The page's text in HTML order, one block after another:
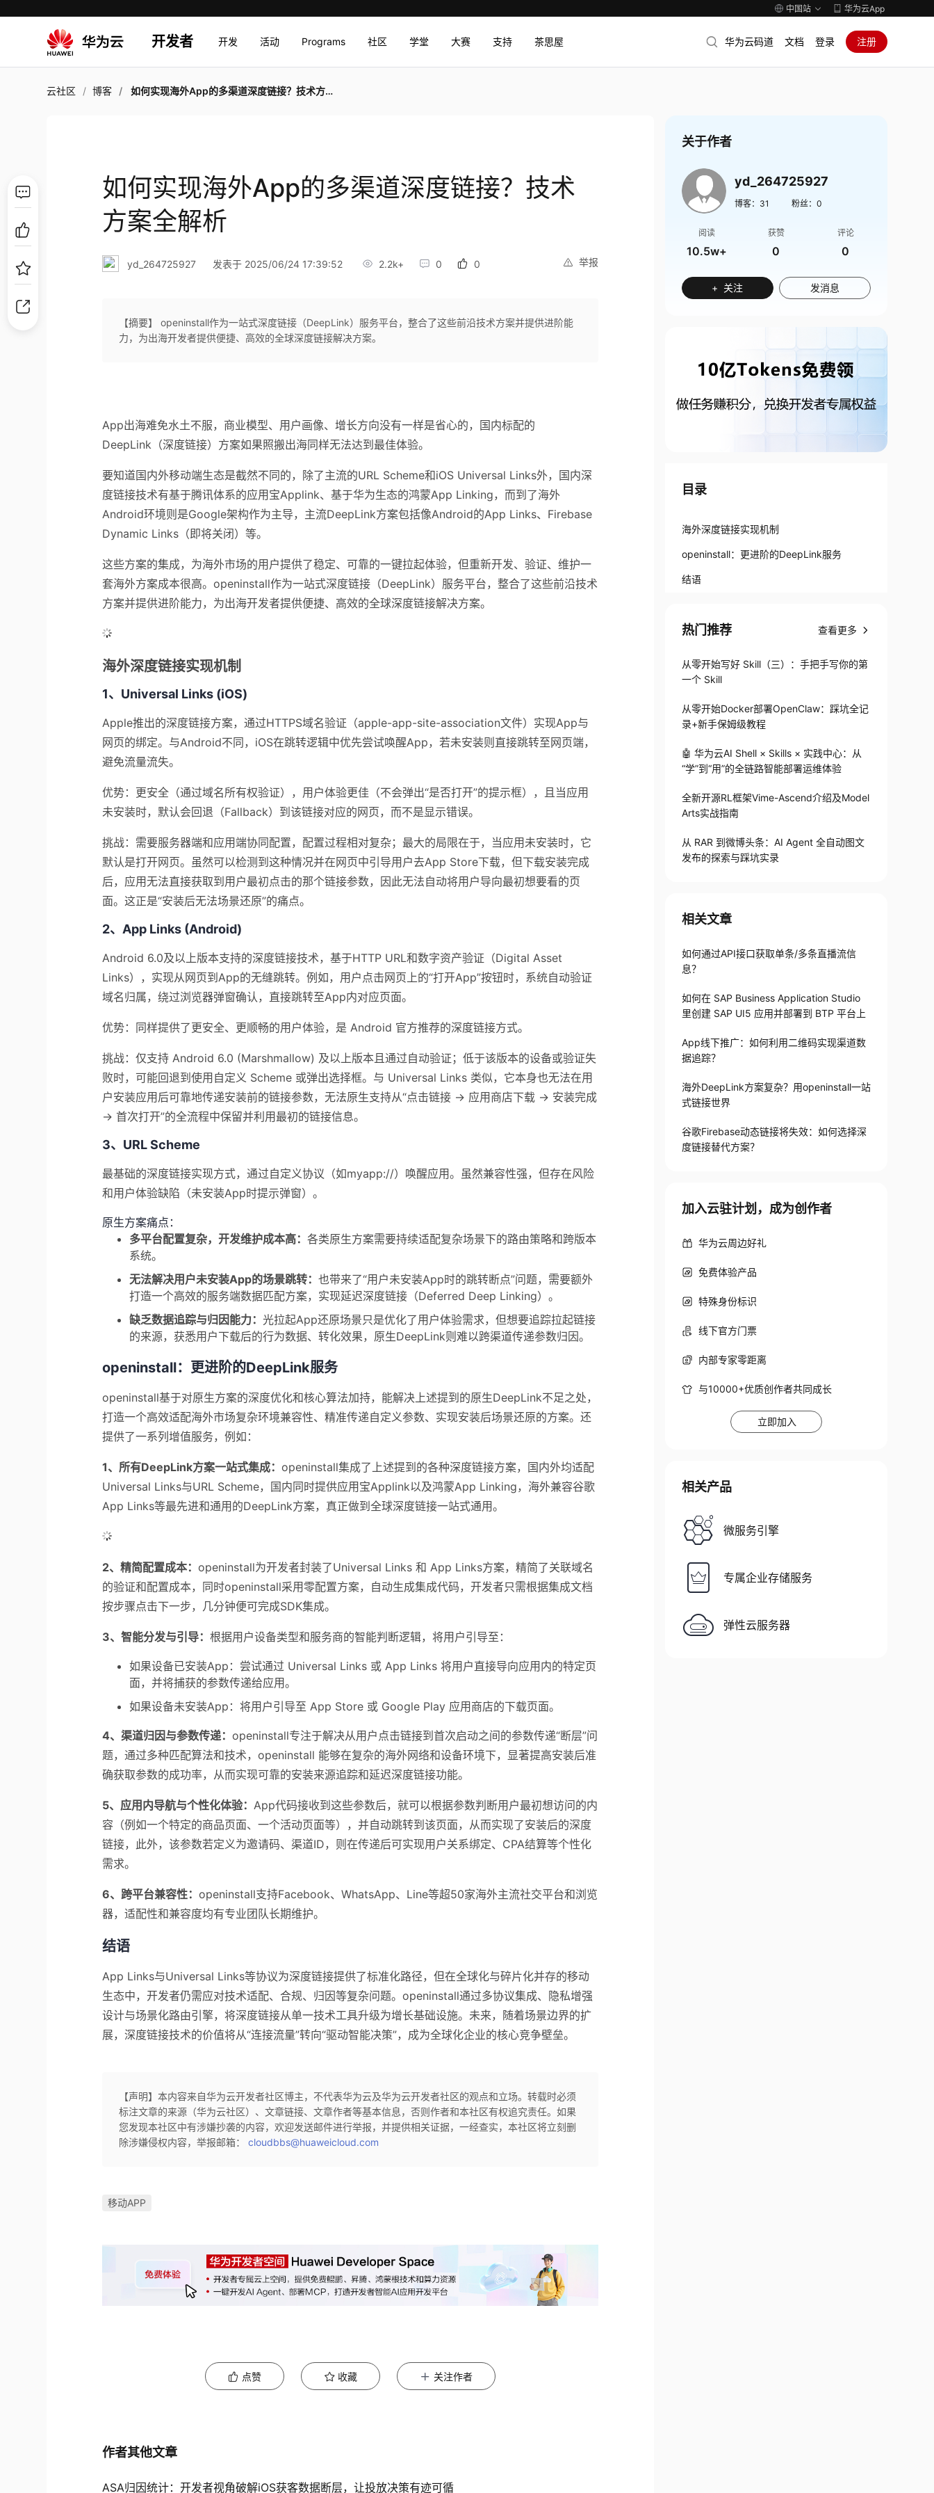
中国站 华为云App
开发者 开发 活动 Programs 社区 学堂 大赛 支持 茶思屋 华为云码道 文档 登录 注册
云社区 博客 如何实现海外App的多渠道深度链接？技术方案全解析
如何实现海外App的多渠道深度链接？技术
方案全解析
举报
yd_264725927 发表于 2025/06/24 17:39:52 2.2k+ 0 0
【摘要】 openinstall作为一站式深度链接（DeepLink）服务平台，整合了这些前沿技术方案并提供进阶能
力，为出海开发者提供便捷、高效的全球深度链接解决方案。
App出海难免水土不服，商业模型、用户画像、增长方向没有一样是省心的，国内标配的
DeepLink （深度链接）方案如果照搬出海同样无法达到最佳体验。
要知道国内外移动端生态是截然不同的，除了主流的URL Scheme和iOS Universal Links外，国内深
度链接技术有基于腾讯体系的应用宝Applink、基于华为生态的鸿蒙App Linking，而到了海外
Android环境则是Google架构作为主导，主流DeepLink方案包括像Android的App Links、Firebase
Dynamic Links（即将关闭）等。
这些方案的集成，为海外市场的用户提供了稳定、可靠的一键拉起体验，但重新开发、验证、维护一
套海外方案成本很高。openinstall作为一站式深度链接（DeepLink）服务平台，整合了这些前沿技术
方案并提供进阶能力，为出海开发者提供便捷、高效的全球深度链接解决方案。
海外深度链接实现机制
1、Universal Links (iOS)
Apple推出的深度链接方案，通过HTTPS域名验证（apple-app-site-association文件）实现App与
网页的绑定。与Android不同，iOS在跳转逻辑中优先尝试唤醒App，若未安装则直接跳转至网页端，
避免流量流失。
优势：更安全（通过域名所有权验证），用户体验更佳（不会弹出“是否打开”的提示框），且当应用
未安装时，默认会回退（Fallback）到该链接对应的网页，而不是显示错误。
挑战：需要服务器端和应用端协同配置，配置过程相对复杂；最大的局限在于，当应用未安装时，它
默认是打开网页。虽然可以检测到这种情况并在网页中引导用户去App Store下载，但下载安装完成
后，应用无法直接获取到用户最初点击的那个链接参数，因此无法自动将用户导向最初想要看的页
面。这正是“安装后无法场景还原”的痛点。
2、App Links (Android)
Android 6.0及以上版本支持的深度链接技术，基于HTTP URL和数字资产验证（Digital Asset
Links），实现从网页到App的无缝跳转。例如，用户点击网页上的“打开App”按钮时，系统自动验证
域名归属，绕过浏览器弹窗确认，直接跳转至App内对应页面。
优势：同样提供了更安全、更顺畅的用户体验，是 Android 官方推荐的深度链接方式。
挑战：仅支持 Android 6.0 (Marshmallow) 及以上版本且通过自动验证；低于该版本的设备或验证失
败时，可能回退到使用自定义 Scheme 或弹出选择框。与 Universal Links 类似，它本身也无法在用
户安装应用后可靠地传递安装前的链接参数，无法原生支持从“点击链接 -> 应用商店下载 -> 安装完成
-> 首次打开”的全流程中保留并利用最初的链接信息。
3、URL Scheme
最基础的深度链接实现方式，通过自定义协议（如myapp://）唤醒应用。虽然兼容性强，但存在风险
和用户体验缺陷（未安装App时提示弹窗）。
原生方案痛点：
多平台配置复杂，开发维护成本高：各类原生方案需要持续适配复杂场景下的路由策略和跨版本
系统。
无法解决用户未安装App的场景跳转：也带来了“用户未安装App时的跳转断点”问题，需要额外
打造一个高效的服务端数据匹配方案，实现延迟深度链接（Deferred Deep Linking）。
缺乏数据追踪与归因能力： 光拉起App还原场景只是优化了用户体验需求，但想要追踪拉起链接
的来源，获悉用户下载后的行为数据、转化效果，原生DeepLink则难以跨渠道传递参数归因。
openinstall：更进阶的DeepLink服务
openinstall基于对原生方案的深度优化和核心算法加持，能解决上述提到的原生DeepLink不足之处，
打造一个高效适配海外市场复杂环境兼容性、精准传递自定义参数、实现安装后场景还原的方案。还
提供了一系列增值服务，例如：
1、所有DeepLink方案一站式集成：openinstall集成了上述提到的各种深度链接方案，国内外均适配
Universal Links与URL Scheme，国内同时提供应用宝Applink以及鸿蒙App Linking，海外兼容谷歌
App Links等最先进和通用的DeepLink方案，真正做到全球深度链接一站式通用。
2、精简配置成本：openinstall为开发者封装了Universal Links 和 App Links方案，精简了关联域名
的验证和配置成本，同时openinstall采用零配置方案，自动生成集成代码，开发者只需根据集成文档
按步骤点击下一步，几分钟便可完成SDK集成。
3、智能分发与引导：根据用户设备类型和服务商的智能判断逻辑，将用户引导至：
如果设备已安装App：尝试通过 Universal Links 或 App Links 将用户直接导向应用内的特定页
面，并将捕获的参数传递给应用。
如果设备未安装App：将用户引导至 App Store 或 Google Play 应用商店的下载页面。
4、渠道归因与参数传递：openinstall专注于解决从用户点击链接到首次启动之间的参数传递“断层”问
题，通过多种匹配算法和技术，openinstall 能够在复杂的海外网络和设备环境下，显著提高安装后准
确获取参数的成功率，从而实现可靠的安装来源追踪和延迟深度链接功能。
5、 应用内导航与个性化体验：App代码接收到这些参数后，就可以根据参数判断用户最初想访问的内
容（例如一个特定的商品页面、一个活动页面等），并自动跳转到该页面，从而实现了安装后的深度
链接，此外，该参数若定义为邀请码、渠道ID，则在传递后可实现用户关系绑定、CPA结算等个性化
需求。
6、跨平台兼容性：openinstall支持Facebook、WhatsApp、Line等超50家海外主流社交平台和浏览
器，适配性和兼容度均有专业团队长期维护。
结语
App Links与Universal Links等协议为深度链接提供了标准化路径，但在全球化与碎片化并存的移动
生态中，开发者仍需应对技术适配、合规、归因等复杂问题。openinstall通过多协议集成、隐私增强
设计与场景化路由引擎，将深度链接从单一技术工具升级为增长基础设施。未来，随着场景边界的扩
展，深度链接技术的价值将从“连接流量”转向“驱动智能决策”，成为全球化企业的核心竞争壁垒。
【声明】本内容来自华为云开发者社区博主，不代表华为云及华为云开发者社区的观点和立场。转载时必须
标注文章的来源（华为云社区）、文章链接、文章作者等基本信息，否则作者和本社区有权追究责任。如果
您发现本社区中有涉嫌抄袭的内容，欢迎发送邮件进行举报，并提供相关证据，一经查实，本社区将立刻删
除涉嫌侵权内容，举报邮箱：cloudbbs@huaweicloud.com
移动APP
点赞 收藏 关注作者
作者其他文章
ASA归因统计：开发者视角破解iOS获客数据断层，让投放决策有迹可循
关于作者
yd_264725927
博客： 31 粉丝： 0
阅读
10.5w+
获赞
0
评论
0
+ 关注 发消息
目录
海外深度链接实现机制
openinstall：更进阶的DeepLink服务
结语
热门推荐 查看更多
从零开始写好 Skill（三）：手把手写你的第
一个 Skill
从零开始Docker部署OpenClaw：踩坑全记
录+新手保姆级教程
🤖 华为云AI Shell × Skills × 实践中心：从
“学”到“用”的全链路智能部署运维体验
全新开源RL框架Vime-Ascend介绍及Model
Arts实战指南
从 RAR 到微博头条：AI Agent 全自动图文
发布的探索与踩坑实录
相关文章
如何通过API接口获取单条/多条直播流信
息？
如何在 SAP Business Application Studio
里创建 SAP UI5 应用并部署到 BTP 平台上
App线下推广：如何利用二维码实现渠道数
据追踪？
海外DeepLink方案复杂？用openinstall一站
式链接世界
谷歌Firebase动态链接将失效：如何选择深
度链接替代方案？
加入云驻计划，成为创作者
华为云周边好礼
免费体验产品
特殊身份标识
线下官方门票
内部专家零距离
与10000+优质创作者共同成长
立即加入
相关产品
微服务引擎
专属企业存储服务
弹性云服务器